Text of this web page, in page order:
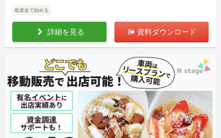
低資金で始める
詳細を見る 資料ダウンロード